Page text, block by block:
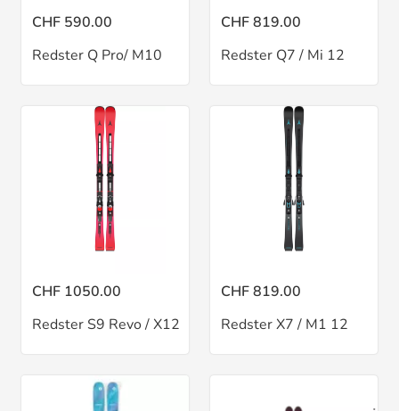
CHF 590.00
Redster Q Pro/ M10
CHF 819.00
Redster Q7 / Mi 12
CHF 1050.00
Redster S9 Revo / X12
CHF 819.00
Redster X7 / M1 12